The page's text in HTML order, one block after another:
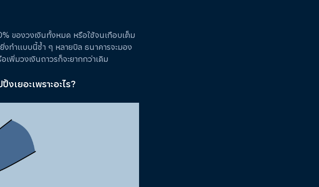
ของวงเงินทั้งหมด หรือใช้จนเกือบเต็ม
งทำแบบนี้ซ้ำ ๆ หลายบิล ธนาคารจะมอง
พิ่มวงเงินถาวรก็จะยากกว่าเดิม
เยอะเพราะอะไร?